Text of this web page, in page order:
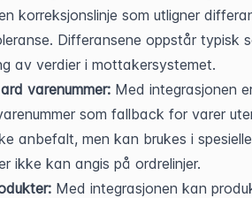
korreksjonslinje som utligner
Differansene oppstår typisk
av verdier i mottakersystemet.
varenummer: Med integrasjonen
som fallback for varer
anbefalt, men kan brukes i
ikke kan angis på ordrelinjer.
Med integrasjonen kan